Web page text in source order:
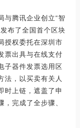
与腾讯企业创立“智
布了全国首个区块
授权委托在深圳市
票出具与在线支付
子器件发票选用区
法，以买卖有关人
时上链，遮盖了申
完成了全步骤、